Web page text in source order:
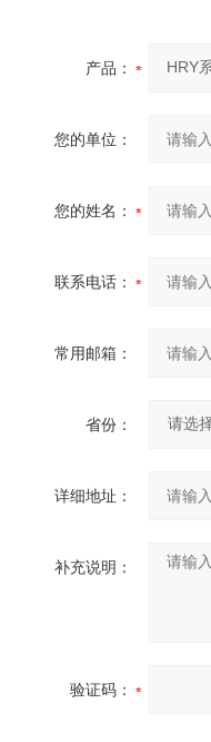
产品：
您的单位：
您的姓名：
联系电话：
常用邮箱：
省份：
详细地址：
补充说明：
验证码：